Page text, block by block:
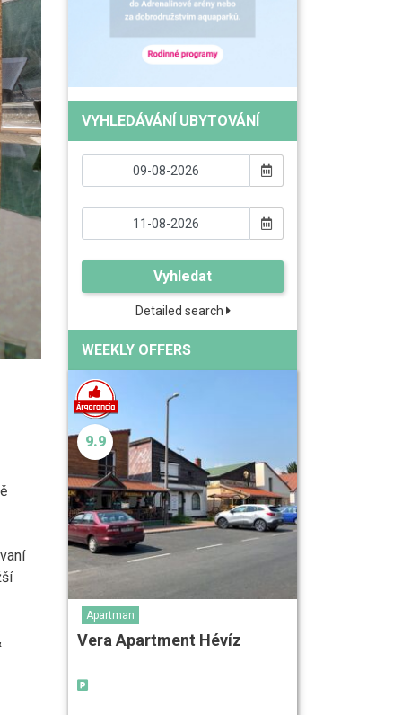
VYHLEDÁVÁNÍ UBYTOVÁNÍ
Vyhledat
Detailed search
WEEKLY OFFERS
9.9
Apartman
Vera Apartment Hévíz